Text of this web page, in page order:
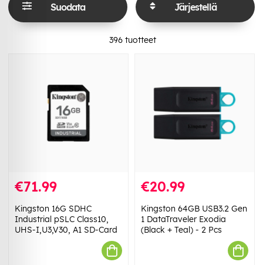
Suodata Järjestellä
396 tuotteet
€71.99
Kingston 16G SDHC
Industrial pSLC Class10,
UHS-I,U3,V30, A1 SD-Card
€20.99
Kingston 64GB USB3.2 Gen
1 DataTraveler Exodia
(Black + Teal) - 2 Pcs